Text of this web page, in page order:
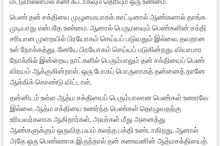
பெண் தன் சக்தியை முழுமையாகக் காட்டினால் ஆண்களால் தாங்க
முடியாது என்பதே உண்மை. ஆனால் பெருமளவும் பெண்களின் சக்தி
சரியான முறையில் பிரயோகம் செய்யப் படுவதும் இல்லை. தவறான
உள் நோக்கத்துடனேயே பிரயோகம் செய்யப் படுகின்றது. வியாபார
நோக்கில் இன்றைய நாட்களில் பெரும்பாலும் தன் சக்தியைப் பெண்
விரயம் ஆக்குகின்றாள். ஒரு போகப் பொருளாகத் தன்னைத் தானே
ஆக்கிக் கொண்டு விட்டாள்.
தன்னிடம் உள்ள ஆத்ம சக்தியைப் பெரும்பாலான பெண்கள் உணரவே
இல்லை. ஆத்ம சக்தியை உணர்ந்த பெண்கள் தொழுவதற்கு
உரியவர்களாக ஆகிறார்கள். அவர்கள் மீது அனைத்து
ஆண்களுக்கும் ஒருவித பயம் கலந்த பக்தி உண்டாகிறது. ஆனால்
அதே ஒரு பெண்ணாக இருந்தால் தன் கணவனின் ஆத்மசக்தியைத்